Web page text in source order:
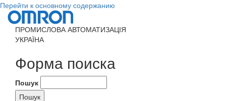
Перейти к основному содержанию
ПРОМИСЛОВА АВТОМАТИЗАЦІЯ
УКРАЇНА
Форма поиска
Пошук